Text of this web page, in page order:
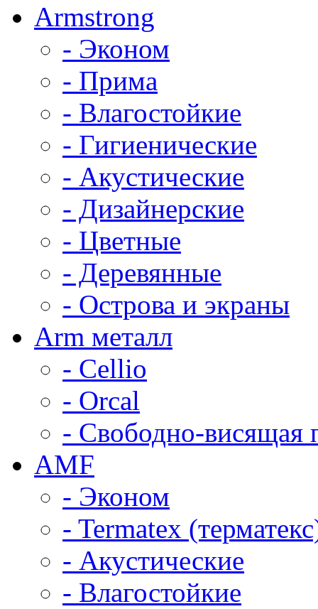
Armstrong
- Эконом
- Прима
- Влагостойкие
- Гигиенические
- Акустические
- Дизайнерские
- Цветные
- Деревянные
- Острова и экраны
Arm металл
- Cellio
- Orcal
- Свободно-висящая
AMF
- Эконом
- Termatex
- Акустические
- Влагостойкие